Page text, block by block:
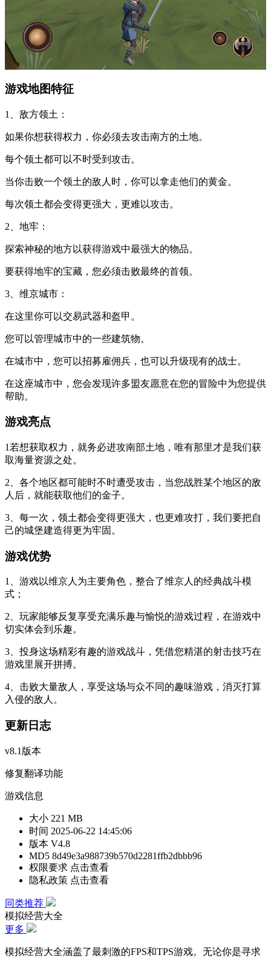
游戏地图特征
1、敌方领土：
如果你想获得权力，你必须去攻击南方的土地。
每个领土都可以不时受到攻击。
当你击败一个领土的敌人时，你可以拿走他们的黄金。
每次领土都会变得更强大，更难以攻击。
2、地牢：
探索神秘的地方以获得游戏中最强大的物品。
要获得地牢的宝藏，您必须击败最终的首领。
3、维京城市：
在这里你可以交易武器和盔甲。
您可以管理城市中的一些建筑物。
在城市中，您可以招募雇佣兵，也可以升级现有的战士。
在这座城市中，您会发现许多盟友愿意在您的冒险中为您提供
帮助。
游戏亮点
1若想获取权力，就务必进攻南部土地，唯有那里才是我们获
取海量资源之处。
2、各个地区都可能时不时遭受攻击，当您战胜某个地区的敌
人后，就能获取他们的金子。
3、每一次，领土都会变得更强大，也更难攻打，我们要把自
己的城堡建造得更为牢固。
游戏优势
1、游戏以维京人为主要角色，整合了维京人的经典战斗模
式；
2、玩家能够反复享受充满乐趣与愉悦的游戏过程，在游戏中
切实体会到乐趣。
3、投身这场精彩有趣的游戏战斗，凭借您精湛的射击技巧在
游戏里展开拼搏。
4、击败大量敌人，享受这场与众不同的趣味游戏，消灭打算
入侵的敌人。
更新日志
v8.1版本
修复翻译功能
游戏信息
大小 221 MB
时间 2025-06-22 14:45:06
版本 V4.8
MD5 8d49e3a988739b570d2281ffb2dbbb96
权限要求 点击查看
隐私政策 点击查看
同类推荐
模拟经营大全
更多
模拟经营大全涵盖了最刺激的FPS和TPS游戏。无论你是寻求